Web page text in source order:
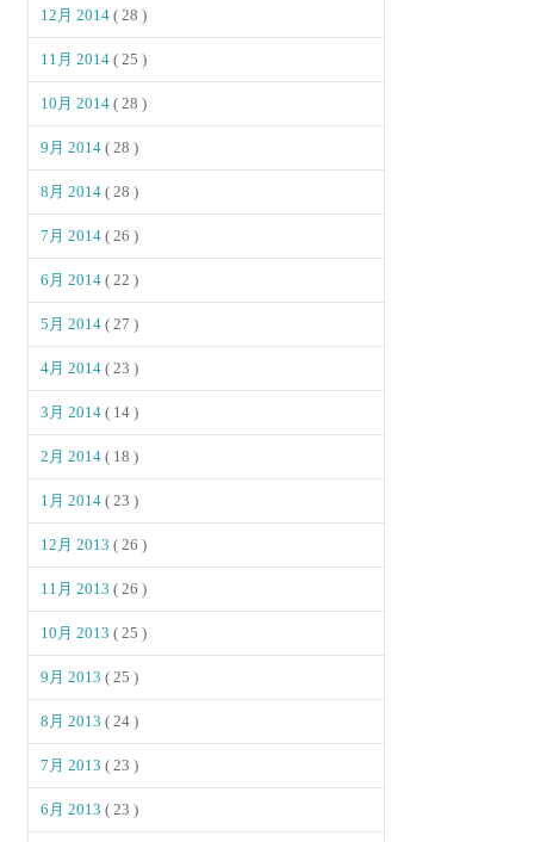
12月 2014( 28 )
11月 2014( 25 )
10月 2014( 28 )
9月 2014( 28 )
8月 2014( 28 )
7月 2014( 26 )
6月 2014( 22 )
5月 2014( 27 )
4月 2014( 23 )
3月 2014( 14 )
2月 2014( 18 )
1月 2014( 23 )
12月 2013( 26 )
11月 2013( 26 )
10月 2013( 25 )
9月 2013( 25 )
8月 2013( 24 )
7月 2013( 23 )
6月 2013( 23 )